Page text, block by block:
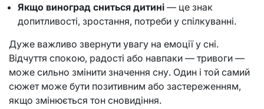
Якщо виноград сниться дитині — це знак
допитливості, зростання, потреби у спілкуванні.
Дуже важливо звернути увагу на емоції у сні.
Відчуття спокою, радості або навпаки — тривоги —
може сильно змінити значення сну. Один і той самий
сюжет може бути позитивним або застереженням,
якщо змінюється тон сновидіння.